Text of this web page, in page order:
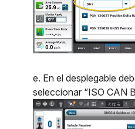
e. En el desplegable
seleccionar “ISO CAN